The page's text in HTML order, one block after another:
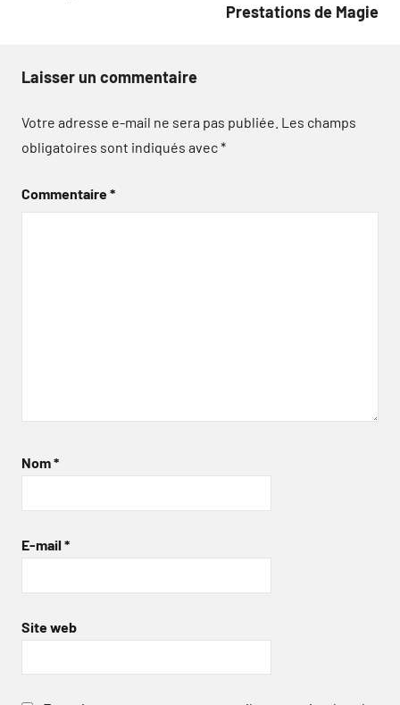
Prestations de Magie
Laisser un commentaire
Votre adresse e-mail ne sera pas publiée. Les champs
obligatoires sont indiqués avec*
Commentaire*
Nom*
E-mail *
Site web